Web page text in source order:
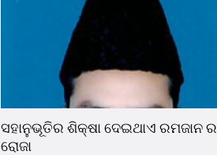
ସହାନୁଭୂତିର ଶିକ୍ଷା ଦେଇଥାଏ ରମଜାନ ର
ରୋଜା